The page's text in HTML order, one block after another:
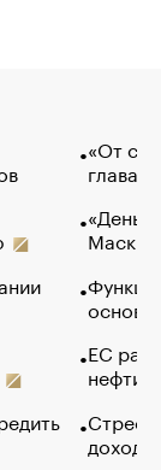
«От
глава
Маск в
основ
ЕС
нефти